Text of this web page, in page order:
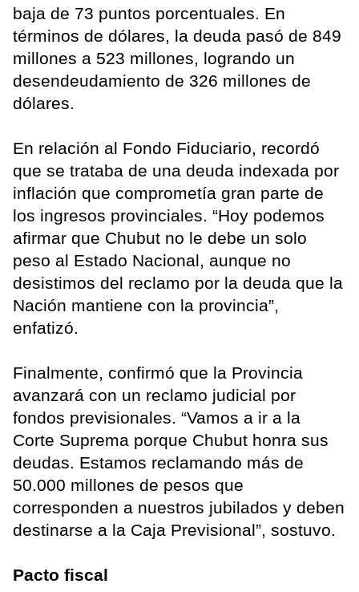
baja de 73 puntos porcentuales. En
términos de dólares, la deuda pasó de 849
millones a 523 millones, logrando un
desendeudamiento de 326 millones de
dólares.
En relación al Fondo Fiduciario, recordó
que se trataba de una deuda indexada por
inflación que comprometía gran parte de
los ingresos provinciales. “Hoy podemos
afirmar que Chubut no le debe un solo
peso al Estado Nacional, aunque no
desistimos del reclamo por la deuda que la
Nación mantiene con la provincia”,
enfatizó.
Finalmente, confirmó que la Provincia
avanzará con un reclamo judicial por
fondos previsionales. “Vamos a ir a la
Corte Suprema porque Chubut honra sus
deudas. Estamos reclamando más de
50.000 millones de pesos que
corresponden a nuestros jubilados y deben
destinarse a la Caja Previsional”, sostuvo.
Pacto fiscal